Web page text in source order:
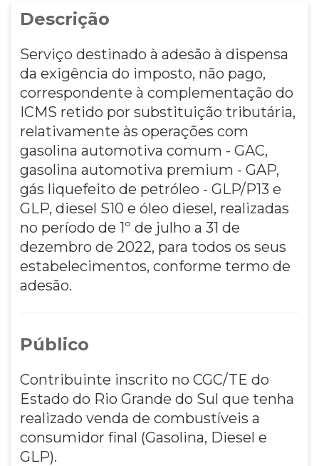
Descrição
Serviço destinado à adesão à dispensa
da exigência do imposto, não pago,
correspondente à complementação do
ICMS retido por substituição tributária,
relativamente às operações com
gasolina automotiva comum - GAC,
gasolina automotiva premium - GAP,
gás liquefeito de petróleo - GLP/P13 e
GLP, diesel S10 e óleo diesel, realizadas
no período de 1º de julho a 31 de
dezembro de 2022, para todos os seus
estabelecimentos, conforme termo de
adesão.
Público
Contribuinte inscrito no CGC/TE do
Estado do Rio Grande do Sul que tenha
realizado venda de combustíveis a
consumidor final (Gasolina, Diesel e
GLP).